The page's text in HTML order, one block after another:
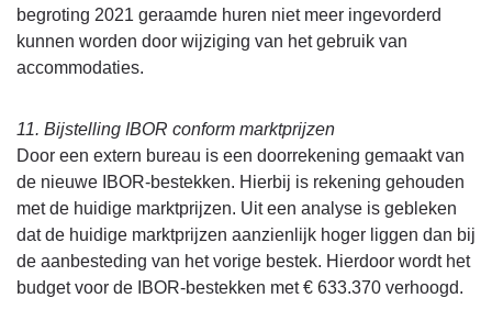
begroting 2021 geraamde huren niet meer ingevorderd
kunnen worden door wijziging van het gebruik van
accommodaties.
11. Bijstelling IBOR conform marktprijzen
Door een extern bureau is een doorrekening gemaakt van
de nieuwe IBOR-bestekken. Hierbij is rekening gehouden
met de huidige marktprijzen. Uit een analyse is gebleken
dat de huidige marktprijzen aanzienlijk hoger liggen dan bij
de aanbesteding van het vorige bestek. Hierdoor wordt het
budget voor de IBOR-bestekken met € 633.370 verhoogd.